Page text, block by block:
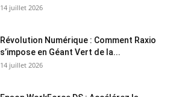
14 juillet 2026
Révolution Numérique : Comment Raxio
s’impose en Géant Vert de la...
14 juillet 2026